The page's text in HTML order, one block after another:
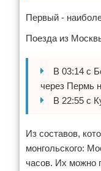
Первый -
Поезда из
В 03:14 c
через Пермь
В 22:55 с
Из составов,
монгольского:
часов. Их можно